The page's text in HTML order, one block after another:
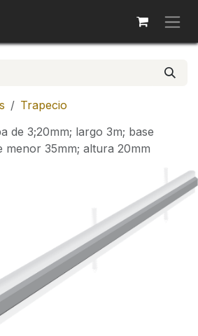
Trapecio
de 3;20mm; largo 3m; base
menor 35mm; altura 20mm